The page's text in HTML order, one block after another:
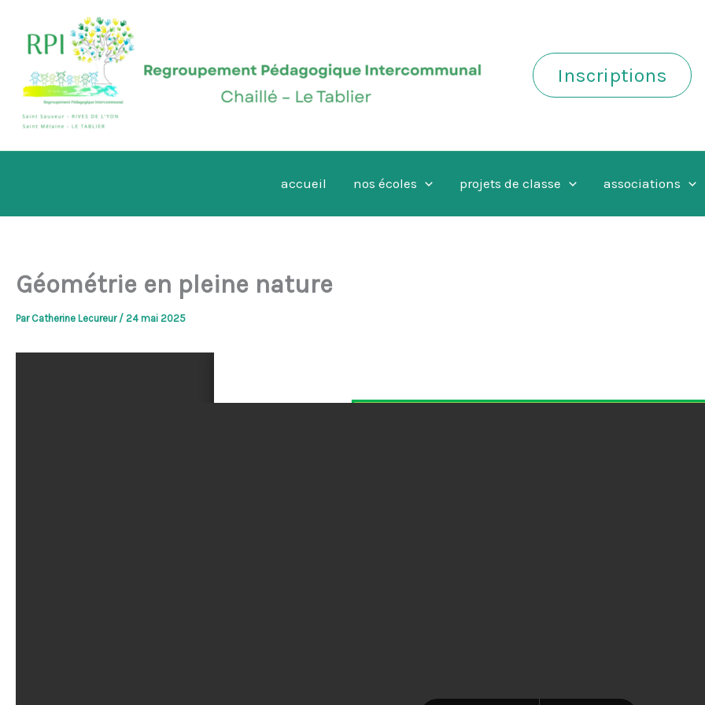
contenu
Inscriptions
accueil nos écoles projets de classe associations
Géométrie en pleine nature
Par Catherine Lecureur / 24 mai 2025